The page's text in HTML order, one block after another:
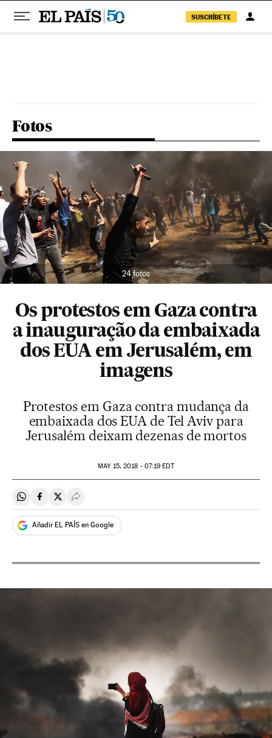
SUSCRÍBETE
Fotos
24 fotos
Os protestos em Gaza contra
a inauguração da embaixada
dos EUA em Jerusalém, em
imagens
Protestos em Gaza contra mudança da
embaixada dos EUA de Tel Aviv para
Jerusalém deixam dezenas de mortos
MAY15, 2018 - 07:19 EDT
Compartir en Whatsapp
Compartir en Facebook
Compartir en Twitter
Desplegar Redes Sociales
Añadir EL PAÍS en Google